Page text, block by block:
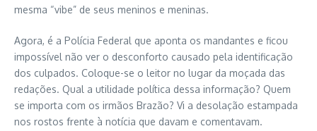
mesma “vibe” de seus meninos e meninas.
Agora, é a Polícia Federal que aponta os mandantes e ficou
impossível não ver o desconforto causado pela identificação
dos culpados. Coloque-se o leitor no lugar da moçada das
redações. Qual a utilidade política dessa informação? Quem
se importa com os irmãos Brazão? Vi a desolação estampada
nos rostos frente à notícia que davam e comentavam.